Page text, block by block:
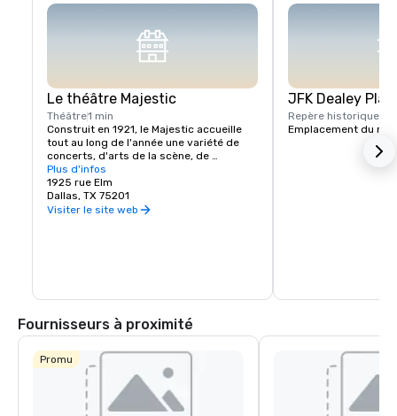
Le théâtre Majestic
Théâtre1 min
Construit en 1921, le Majestic accueille
tout au long de l'année une variété de
concerts, d'arts de la scène, de
comédies et d'événements corporatifs
présentés par des artistes nationaux et
locaux.
Plus d'infos
1925 rue Elm
Dallas, TX 75201
Visiter le site web
JFK Dealey
Repère historique
Emplacement du
Fournisseurs à proximité
Promu